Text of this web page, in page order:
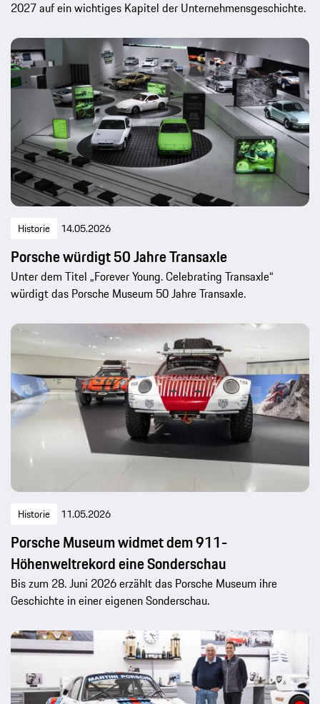
2027 auf ein wichtiges Kapitel der Unternehmensgeschichte.
Historie 14.05.2026
Porsche würdigt 50 Jahre Transaxle
Unter dem Titel „Forever Young. Celebrating Transaxle“
würdigt das Porsche Museum 50 Jahre Transaxle.
Historie 11.05.2026
Porsche Museum widmet dem 911-
Höhenweltrekord eine Sonderschau
Bis zum 28. Juni 2026 erzählt das Porsche Museum ihre
Geschichte in einer eigenen Sonderschau.